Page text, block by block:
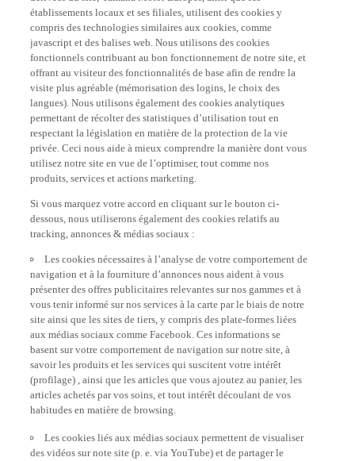
établissements locaux et ses filiales, utilisent des cookies y
compris des technologies similaires aux cookies, comme
javascript et des balises web. Nous utilisons des cookies
fonctionnels contribuant au bon fonctionnement de notre site, et
offrant au visiteur des fonctionnalités de base afin de rendre la
visite plus agréable (mémorisation des logins, le choix des
langues). Nous utilisons également des cookies analytiques
permettant de récolter des statistiques d’utilisation tout en
respectant la législation en matière de la protection de la vie
privée. Ceci nous aide à mieux comprendre la manière dont vous
utilisez notre site en vue de l’optimiser, tout comme nos
produits, services et actions marketing.
Si vous marquez votre accord en cliquant sur le bouton ci-
dessous, nous utiliserons également des cookies relatifs au
tracking, annonces & médias sociaux :
Les cookies nécessaires à l’analyse de votre comportement de
navigation et à la fourniture d’annonces nous aident à vous
présenter des offres publicitaires relevantes sur nos gammes et à
vous tenir informé sur nos services à la carte par le biais de notre
site ainsi que les sites de tiers, y compris des plate-formes liées
aux médias sociaux comme Facebook. Ces informations se
basent sur votre comportement de navigation sur notre site, à
savoir les produits et les services qui suscitent votre intérêt
(profilage) , ainsi que les articles que vous ajoutez au panier, les
articles achetés par vos soins, et tout intérêt découlant de vos
habitudes en matière de browsing.
Les cookies liés aux médias sociaux permettent de visualiser
des vidéos sur note site (p. e. via YouTube) et de partager le